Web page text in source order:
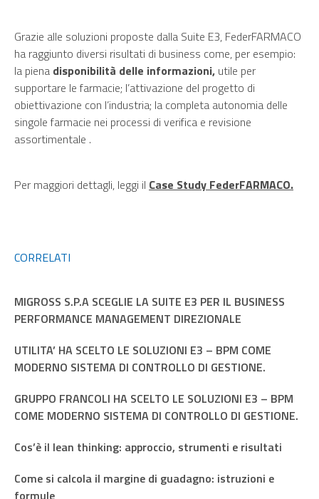
Grazie alle soluzioni proposte dalla Suite E3, FederFARMACO
ha raggiunto diversi risultati di business come, per esempio:
la piena disponibilità delle informazioni, utile per
supportare le farmacie; l’attivazione del progetto di
obiettivazione con l’industria; la completa autonomia delle
singole farmacie nei processi di verifica e revisione
assortimentale .
Per maggiori dettagli, leggi il Case Study FederFARMACO.
CORRELATI
MIGROSS S.P.A SCEGLIE LA SUITE E3 PER IL BUSINESS
PERFORMANCE MANAGEMENT DIREZIONALE
UTILITA’ HA SCELTO LE SOLUZIONI E3 – BPM COME
MODERNO SISTEMA DI CONTROLLO DI GESTIONE.
GRUPPO FRANCOLI HA SCELTO LE SOLUZIONI E3 – BPM
COME MODERNO SISTEMA DI CONTROLLO DI GESTIONE.
Cos’è il lean thinking: approccio, strumenti e risultati
Come si calcola il margine di guadagno: istruzioni e
formule